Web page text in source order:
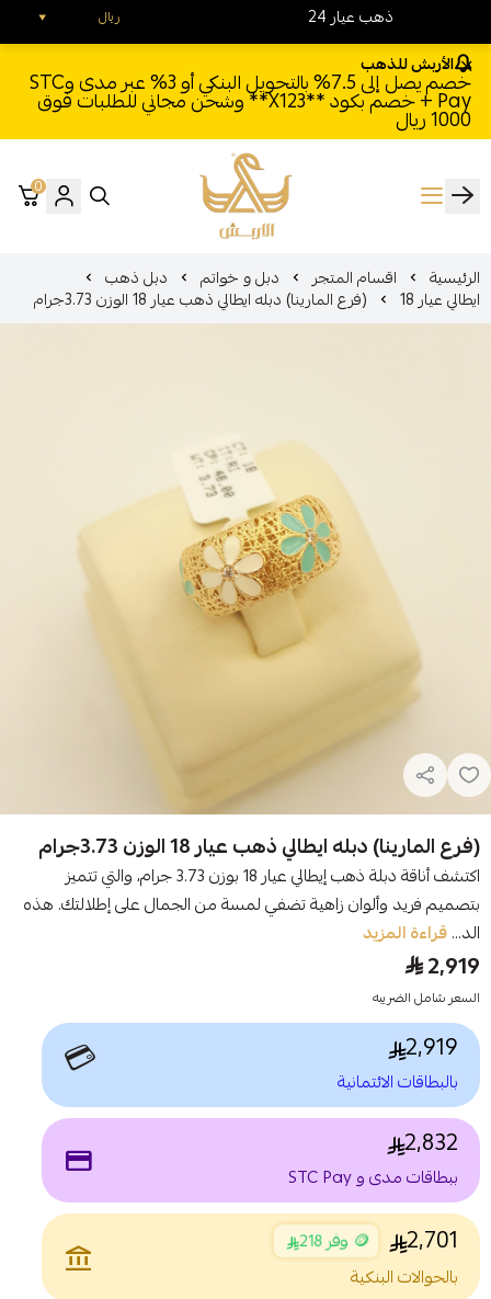
الأربش للذهب
خصم يصل إلى 7.5% بالتحويل البنكي أو 3% عبر مدى وSTC
Pay + خصم بكود **X123** وشحن مجاني للطلبات فوق
1000 ريال
الأربش للذهب
0
الرئيسية اقسام المتجر دبل و خواتم دبل ذهب
ايطالي عيار 18 (فرع المارينا) دبله ايطالي ذهب عيار 18 الوزن 3.73جرام
(فرع المارينا) دبله ايطالي ذهب عيار 18 الوزن 3.73جرام
اكتشف أناقة دبلة ذهب إيطالي عيار 18 بوزن 3.73 جرام، والتي تتميز
بتصميم فريد وألوان زاهية تضفي لمسة من الجمال على إطلالتك. هذه
الد...قراءة المزيد
2,919
السعر شامل الضريبه
2,919
بالبطاقات الائتمانية 💳
2,832
ببطاقات مدى و STC Pay payment
2,701 🪙 وفر 218
بالحوالات البنكية
account_balance
24 ذهب عيار ريال